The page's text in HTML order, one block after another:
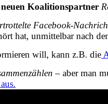
Koalitionspartner
Facebook-
hat, unmittelbar nach
will, kann z.B. die
– aber man